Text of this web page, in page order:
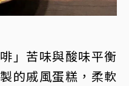
」苦味與酸味平衡
的戚風蛋糕，柔軟